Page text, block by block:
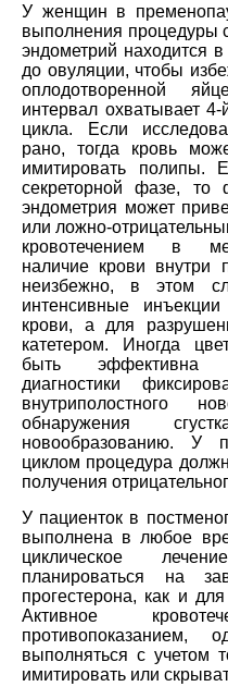
У женщин в
выполнения процедуры
эндометрий находится
до овуляции, чтобы
оплодотворенной
интервал охватывает
цикла. Если
рано, тогда кровь
имитировать полипы.
секреторной фазе, то
эндометрия может
или ложно-
кровотечением в
наличие крови внутри
неизбежно, в этом
интенсивные
крови, а для
катетером. Иногда
быть эффективна
диагностики
внутриполостного
обнаружения
новообразованию. У
циклом процедура
получения
У пациенток в
выполнена в любое
циклическое
планироваться на
прогестерона, как и
Активное
противопоказанием,
выполняться с учетом
имитировать или